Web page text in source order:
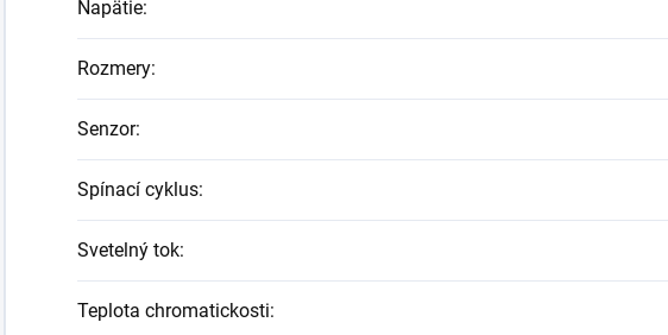
Napätie:
Rozmery:
Senzor:
Spínací cyklus:
Svetelný tok:
Teplota chromatickosti: